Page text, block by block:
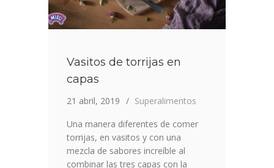
Vasitos de torrijas en
capas
21 abril, 2019
Superalimentos
Una manera diferentes de comer
torrijas, en vasitos y con una
mezcla de sabores increíble al
combinar las tres capas con la